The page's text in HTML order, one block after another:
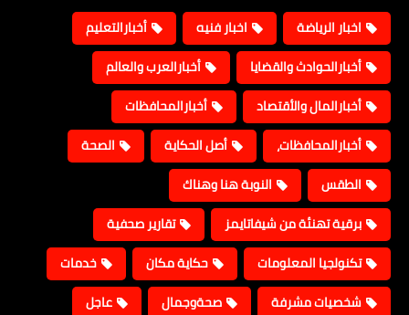
اخبار الرياضة اخبار فنيه
أخبارالتعليم
أخبارالحوادث والقضايا
أخبارالعرب والعالم
أخبارالمال والأقتصاد
أخبارالمحافظات
أخبارالمحافظات،
أصل الحكاية
الصحة
الطقس
النوبة هنا وهناك
برقية تهنئة من شيفاتايمز
تقارير صحفية
تكنولجيا المعلومات
حكاية مكان
خدمات
شخصيات مشرفة
صحةوجمال
عاجل